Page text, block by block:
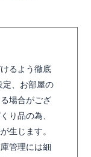
るよう徹底
定、お部屋の
場合がござ
り品の為、
生じます。
管理には細